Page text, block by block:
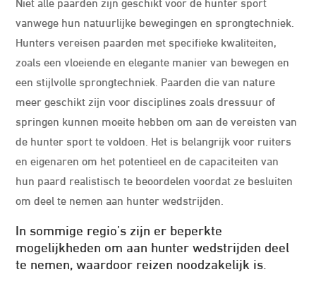
vanwege hun natuurlijke bewegingen en sprongtechniek.
Hunters vereisen paarden met specifieke kwaliteiten,
zoals een vloeiende en elegante manier van bewegen en
een stijlvolle sprongtechniek. Paarden die van nature
meer geschikt zijn voor disciplines zoals dressuur of
springen kunnen moeite hebben om aan de vereisten van
de hunter sport te voldoen. Het is belangrijk voor ruiters
en eigenaren om het potentieel en de capaciteiten van
hun paard realistisch te beoordelen voordat ze besluiten
om deel te nemen aan hunter wedstrijden.
In sommige regio’s zijn er beperkte
mogelijkheden om aan hunter wedstrijden deel
te nemen, waardoor reizen noodzakelijk is.